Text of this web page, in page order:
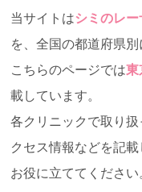
当サイトはシミのレ
を、全国の都道府県別
こちらのページでは東
載しています。
各クリニックで取り
クセス情報などを記
お役に立ててください